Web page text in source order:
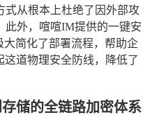
式从根本上杜绝了因外部攻
此外，喧喧IM提供的一键安
大简化了部署流程，帮助企
道物理安全防线，降低了
储的全链路加密体系